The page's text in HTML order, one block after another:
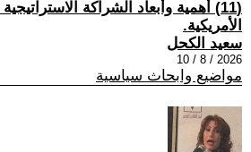
(11) أهمية وأبعاد الشراكة
الأمريكية.
سعيد الكحل
2026 / 8 / 10
مواضيع وابحاث سياسية